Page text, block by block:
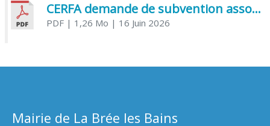
CERFA demande de subvention association
PDF| 1,26 Mo | 16 Juin 2026
Mairie de La Brée les Bains